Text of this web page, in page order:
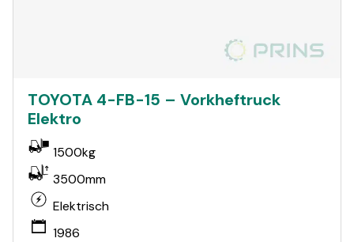
TOYOTA 4-FB-15 – Vorkheftruck
Elektro
1500kg
3500mm
Elektrisch
1986